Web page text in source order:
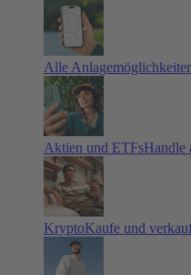
Alle
Aktien und ETFsHandle
KryptoKaufe und